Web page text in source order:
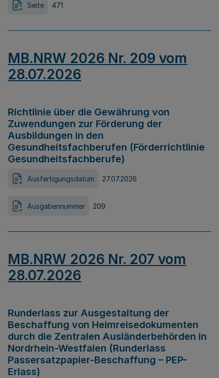
Seite 471
MB.NRW 2026 Nr. 209 vom
28.07.2026
Richtlinie über die Gewährung von
Zuwendungen zur Förderung der
Ausbildungen in den
Gesundheitsfachberufen (Förderrichtlinie
Gesundheitsfachberufe)
Ausfertigungsdatum 27.07.2026
Ausgabennummer 209
MB.NRW 2026 Nr. 207 vom
28.07.2026
Runderlass zur Ausgestaltung der
Beschaffung von Heimreisedokumenten
durch die Zentralen Ausländerbehörden in
Nordrhein-Westfalen (Runderlass
Passersatzpapier-Beschaffung – PEP-
Erlass)